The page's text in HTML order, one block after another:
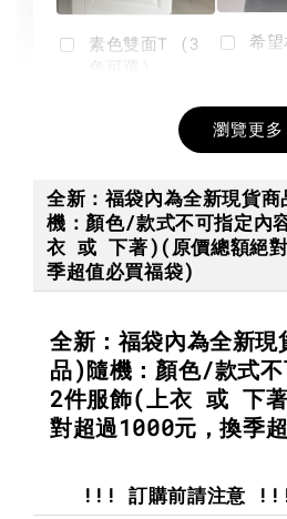
素色雙面T (3
+
希
NT$ 190
瀏覽更多
全新：福袋內為全新現貨
機：顏色/款式不可指定內
衣 或 下著)(原價總額絕
季超值必買福袋)
全新：福袋內為全新
品)隨機：顏色/款式不
2件服飾(上衣 或 下
對超過1000元，換季
!!! 訂購前請注意